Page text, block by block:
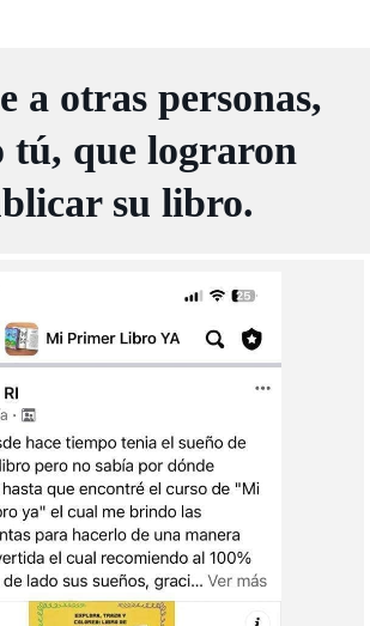
a otras personas,
tú, que lograron
su libro.